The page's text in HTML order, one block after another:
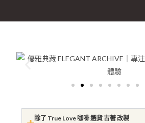
除了 True Love 咖啡 選貨 古著 改製